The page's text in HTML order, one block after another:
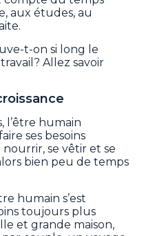
aux études, au
t-on si long le
Allez savoir
l’être humain
ses besoins
nourrir, se vêtir et se
bien peu de temps
humain s’est
toujours plus
et grande maison,